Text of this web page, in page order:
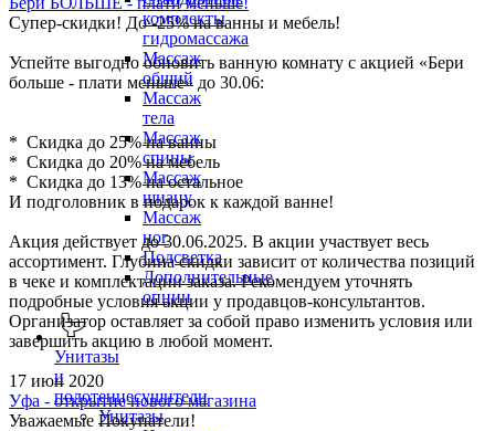
комплекты
гидромассажа
Массаж
общий
Массаж
тела
Массаж
спины
Массаж
шиацу
Массаж
ног
Подсветка
Дополнительные
опции
Унитазы
и
полотенцесушители
Унитазы
Супер-скидки! До -25% на ванны и мебель!
Успейте выгодно обновить ванную комнату с акцией «Бери
больше - плати меньше» до 30.06:
* Скидка до 25% на ванны
* Скидка до 20% на мебель
* Скидка до 13% на остальное
И подголовник в подарок к каждой ванне!
Акция действует до 30.06.2025. В акции участвует весь
ассортимент. Глубина скидки зависит от количества позиций
в чеке и комплектации заказа. Рекомендуем уточнять
подробные условия акции у продавцов-консультантов.
Организатор оставляет за собой право изменить условия или
завершить акцию в любой момент.
17 июн 2020
Уфа - открытие нового магазина
Уважаемые Покупатели!